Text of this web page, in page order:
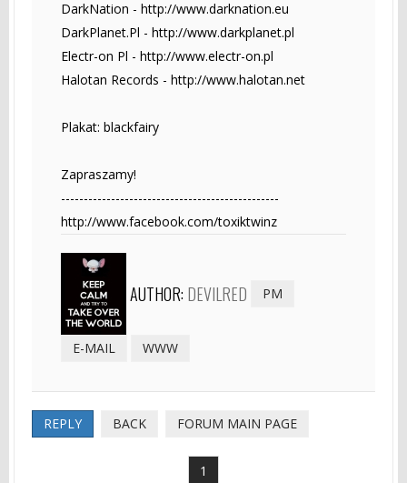
DarkNation - http://www.darknation.eu
DarkPlanet.Pl - http://www.darkplanet.pl
Electr-on Pl - http://www.electr-on.pl
Halotan Records - http://www.halotan.net
Plakat: blackfairy
Zapraszamy!
------------------------------------------------
http://www.facebook.com/toxiktwinz
AUTHOR: DEVILRED PM
E-MAIL WWW
REPLY BACK FORUM MAIN PAGE
1